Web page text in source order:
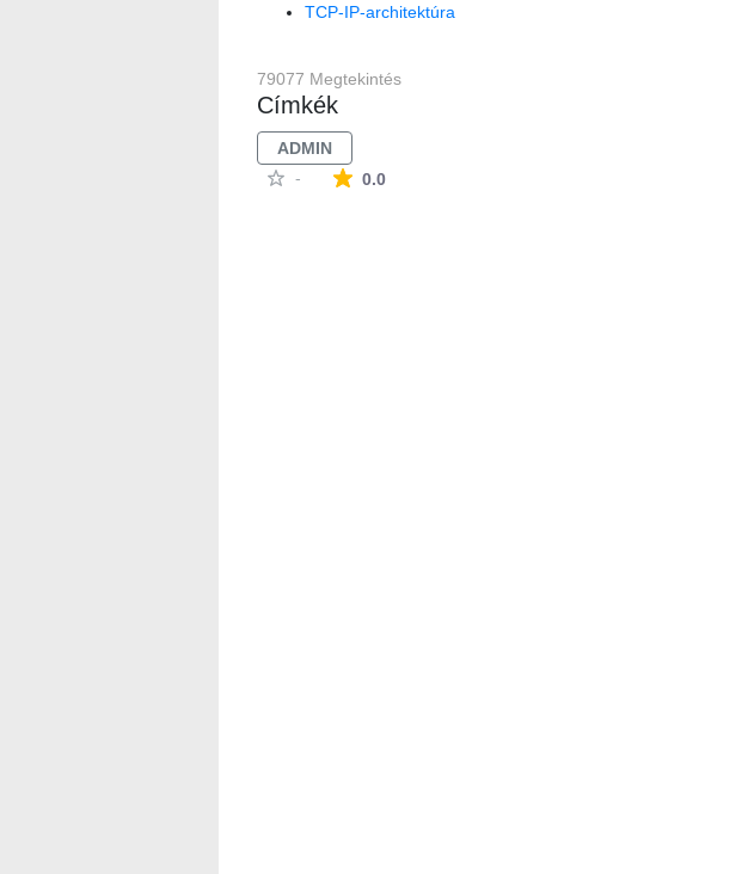
TCP-IP-architektúra
79077 Megtekintés
Címkék
ADMIN
-
0.0Az átlagos minősítés 0 csillag a lehetséges 5-ből.